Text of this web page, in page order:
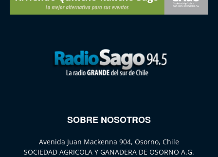
SOBRE NOSOTROS
Avenida Juan Mackenna 904, Osorno, Chile
SOCIEDAD AGRICOLA Y GANADERA DE OSORNO A.G.